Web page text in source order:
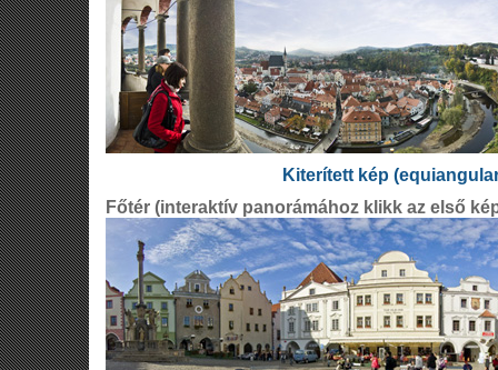
Kiterített kép
Főtér (interaktív panorámához klikk az első